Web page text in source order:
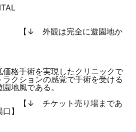
完全に遊園地か
格手術を実現したクリニックで
クションの感覚で手術を受ける
地風である。
ト売り場まであ
】